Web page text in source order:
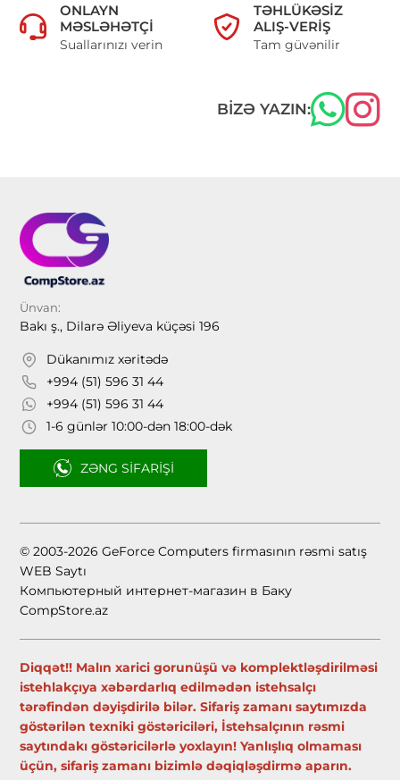
ONLAYN
MƏSLƏHƏTÇI
Suallarınızı verin
TƏHLÜKƏSIZ
ALIŞ-VERIŞ
Tam güvənilir
BIZƏ YAZIN:
Ünvan:
Bakı ş., Dilarə Əliyeva küçəsi 196
Dükanımız xəritədə
+994 (51) 596 31 44
+994 (51) 596 31 44
1-6 günlər 10:00-dən 18:00-dək
ZƏNG SIFARIŞI
© 2003-2026 GeForce Computers firmasının rəsmi satış
WEB Saytı
Компьютерный интернет-магазин в Баку
CompStore.az
Diqqət!! Malın xarici gorunüşü və komplektləşdirilməsi
istehlakçıya xəbərdarlıq edilmədən istehsalçı
tərəfindən dəyişdirilə bilər. Sifariş zamanı saytımızda
göstərilən texniki göstəriciləri, İstehsalçının rəsmi
saytındakı göstəricilərlə yoxlayın! Yanlışlıq olmaması
üçün, sifariş zamanı bizimlə dəqiqləşdirmə aparın.